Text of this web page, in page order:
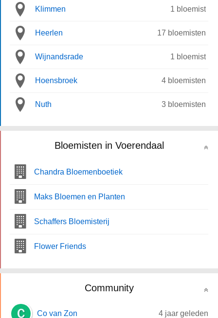
Klimmen 1 bloemist
Heerlen 17 bloemisten
Wijnandsrade 1 bloemist
Hoensbroek 4 bloemisten
Nuth 3 bloemisten
Bloemisten in Voerendaal
Chandra Bloemenboetiek
Maks Bloemen en Planten
Schaffers Bloemisterij
Flower Friends
Community
Co van Zon 4 jaar geleden